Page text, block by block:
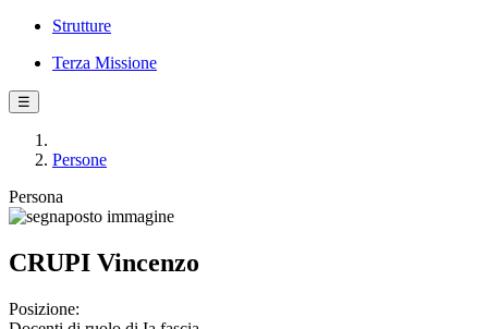
Strutture
Terza Missione
☰
Persone
Persona
CRUPI Vincenzo
Posizione: